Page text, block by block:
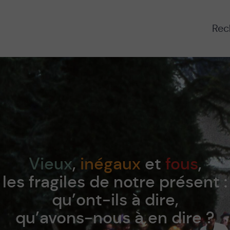
Vieux, inégaux et fous,
les fragiles de notre présent :
qu’ont-ils à dire,
qu’avons-nous à en dire ?